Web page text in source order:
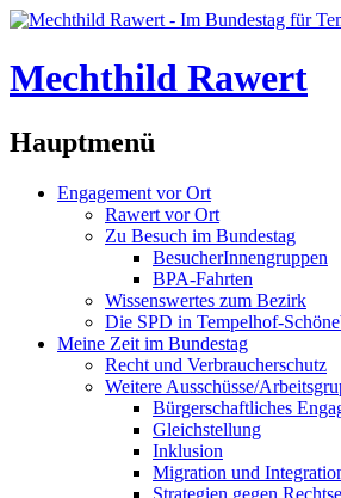
Mechthild Rawert
Hauptmenü
Engagement vor Ort
Rawert vor Ort
Zu Besuch im Bundestag
BesucherInnengruppen
BPA-Fahrten
Wissenswertes zum Bezirk
Die SPD in Tempelhof-
Meine Zeit im Bundestag
Recht und Verbraucherschutz
Weitere Ausschüsse/
Bürgerschaftliches
Gleichstellung
Inklusion
Migration und
Strategien gegen